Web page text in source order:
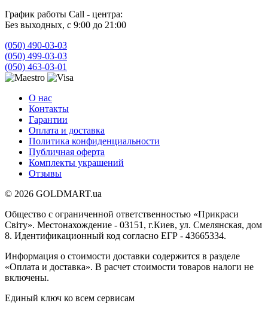
График работы Call - центра:
Без выходных, с 9:00 до 21:00
(050) 490-03-03
(050) 499-03-03
(050) 463-03-01
О нас
Контакты
Гарантии
Оплата и доставка
Политика конфиденциальности
Публичная оферта
Комплекты украшений
Отзывы
© 2026 GOLDMART.ua
Общество с ограниченной ответственностью «Прикраси
Світу». Местонахождение - 03151, г.Киев, ул. Смелянская, дом
8. Идентификационный код согласно ЕГР - 43665334.
Информация о стоимости доставки содержится в разделе
«Оплата и доставка». В расчет стоимости товаров налоги не
включены.
Единый ключ ко всем сервисам